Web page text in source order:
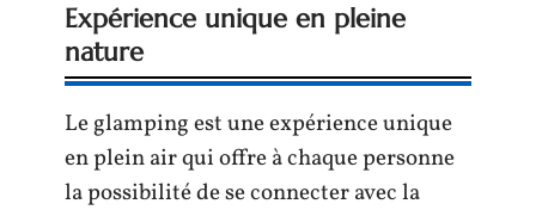
Expérience unique en pleine
nature
Le glamping est une expérience unique
en plein air qui offre à chaque personne
la possibilité de se connecter avec la